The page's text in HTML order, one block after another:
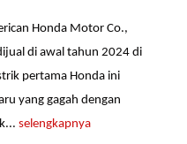
Honda Motor Co.,
di awal tahun 2024 di
pertama Honda ini
yang gagah dengan
selengkapnya